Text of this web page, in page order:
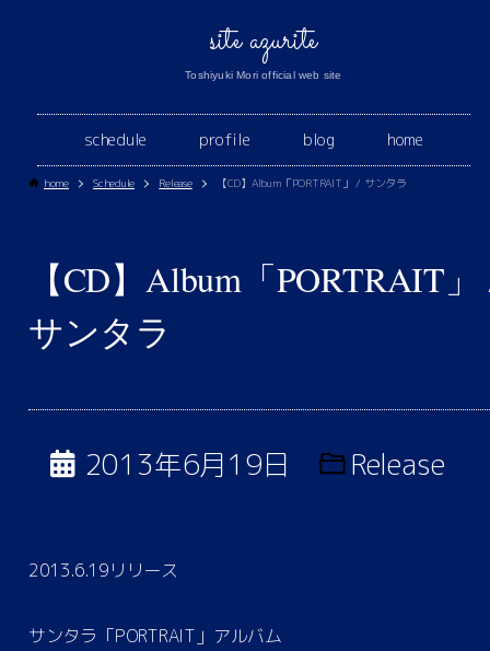
site azurite
Toshiyuki Mori official web site
schedule profile blog home
home Schedule Release 【CD】Album「PORTRAIT」 / サンタラ
【CD】Album「PORTRAIT」
サンタラ
2013年6月19日 Release
2013.6.19リリース
サンタラ「PORTRAIT」アルバム